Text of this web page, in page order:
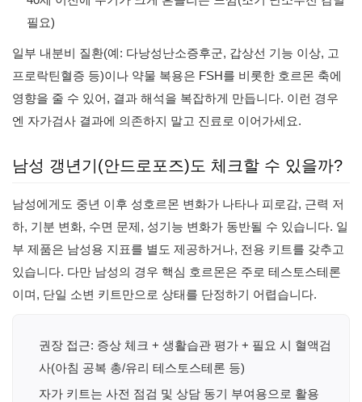
필요)
일부 내분비 질환(예: 다낭성난소증후군, 갑상선 기능 이상, 고
프로락틴혈증 등)이나 약물 복용은 FSH를 비롯한 호르몬 축에
영향을 줄 수 있어, 결과 해석을 복잡하게 만듭니다. 이런 경우
엔 자가검사 결과에 의존하지 말고 진료로 이어가세요.
남성 갱년기(안드로포즈)도 체크할 수 있을까?
남성에게도 중년 이후 성호르몬 변화가 나타나 피로감, 근력 저
하, 기분 변화, 수면 문제, 성기능 변화가 동반될 수 있습니다. 일
부 제품은 남성용 지표를 별도 제공하거나, 전용 키트를 갖추고
있습니다. 다만 남성의 경우 핵심 호르몬은 주로 테스토스테론
이며, 단일 소변 키트만으로 상태를 단정하기 어렵습니다.
권장 접근: 증상 체크 + 생활습관 평가 + 필요 시 혈액검
사(아침 공복 총/유리 테스토스테론 등)
자가 키트는 사전 점검 및 상담 동기 부여용으로 활용